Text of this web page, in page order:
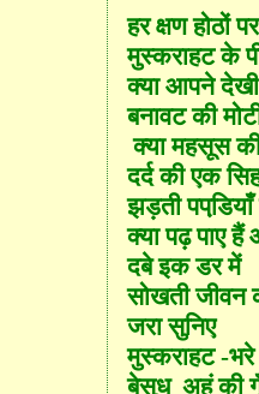
हर क्षण होठों
मुस्कराहट के
क्याआपने
बनावट की
क्यामहसूस
दर्द की एक
झड़ती पपडि़याँ
क्यापढ़ पाएहैं
दबे इक डर में
सोखती जीवन
जरा सुनिए
मुस्कराहट-भरे
बेसुध अहंकी